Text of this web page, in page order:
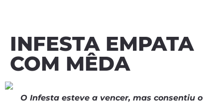
INFESTA EMPATA
COM MÊDA
O Infesta esteve a vencer, mas consentiu o